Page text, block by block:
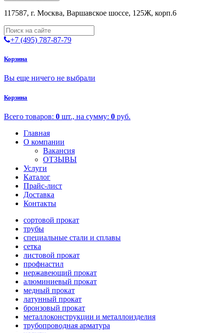
117587, г. Москва, Варшавское шоссе, 125Ж, корп.6
+7 (495) 787-87-79
Корзина
Вы еще ничего не выбрали
Корзина
Всего товаров: 0 шт., на сумму: 0 руб.
Главная
О компании
Вакансия
ОТЗЫВЫ
Услуги
Каталог
Прайс-лист
Доставка
Контакты
сортовой прокат
трубы
специальные стали и сплавы
сетка
листовой прокат
профнастил
нержавеющий прокат
алюминиевый прокат
медный прокат
латунный прокат
бронзовый прокат
металлоконструкции и металлоизделия
трубопроводная арматура